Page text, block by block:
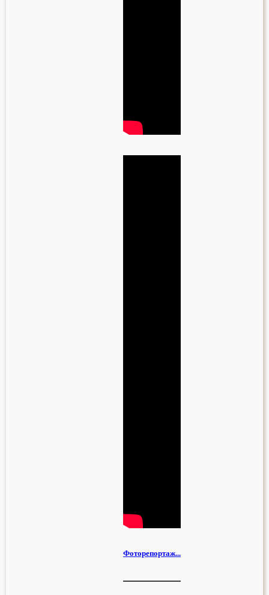
Фоторепортаж...